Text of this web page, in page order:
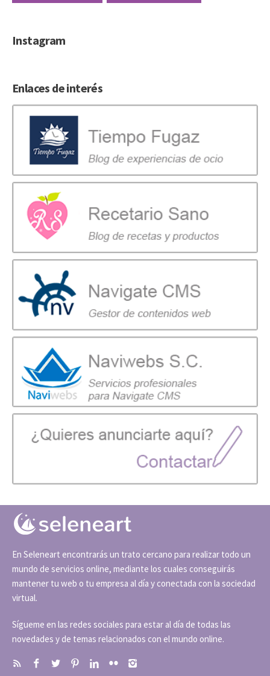
Instagram
Enlaces de interés
En Seleneart encontrarás un trato cercano para realizar todo un
mundo de servicios online, mediante los cuales conseguirás
mantener tu web o tu empresa al día y conectada con la sociedad
virtual.
Sígueme en las redes sociales para estar al día de todas las
novedades y de temas relacionados con el mundo online.